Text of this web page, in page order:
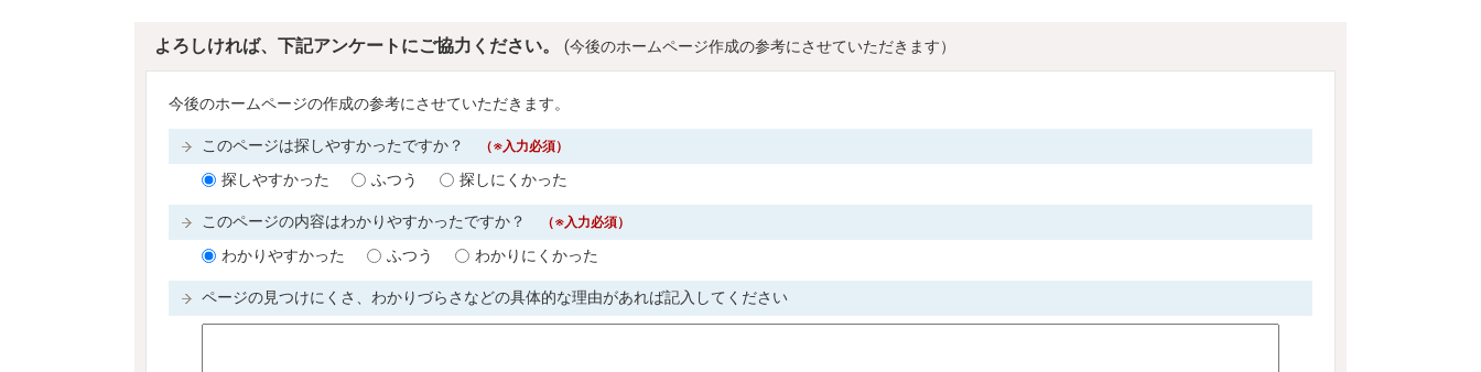
よろしければ、下記アンケートにご協力ください。 (今後のホームページ作成の参考にさせていただきます）
今後のホームページの作成の参考にさせていただきます。
このページは探しやすかったですか？ （※入力必須）
探しやすかった ふつう 探しにくかった
このページの内容はわかりやすかったですか？ （※入力必須）
わかりやすかった ふつう わかりにくかった
ページの見つけにくさ、わかりづらさなどの具体的な理由があれば記入してください